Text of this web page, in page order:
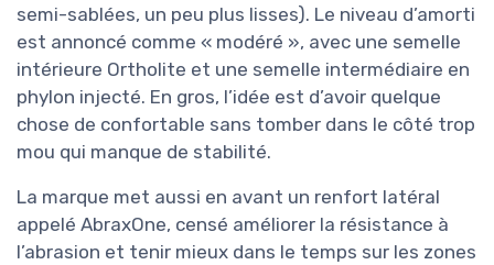
semi-sablées, un peu plus lisses). Le niveau d’amorti
est annoncé comme « modéré », avec une semelle
intérieure Ortholite et une semelle intermédiaire en
phylon injecté. En gros, l’idée est d’avoir quelque
chose de confortable sans tomber dans le côté trop
mou qui manque de stabilité.
La marque met aussi en avant un renfort latéral
appelé AbraxOne, censé améliorer la résistance à
l’abrasion et tenir mieux dans le temps sur les zones